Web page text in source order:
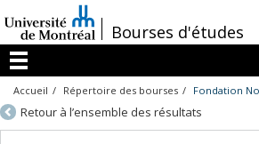
au
contenu
/Bourses d'études
Menu
Accueil Répertoire des bourses Fondation
Retour à l’ensemble des résultats